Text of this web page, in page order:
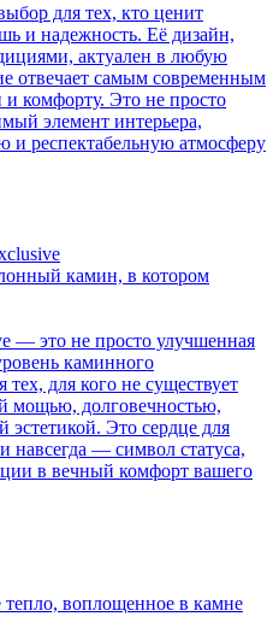
для тех, кто ценит
и надежность. Её дизайн,
актуален в любую
отвечает самым современным
комфорту. Это не просто
элемент интерьера,
респектабельную атмосферу
камин, в котором
— это не просто улучшенная
каминного
для кого не существует
мощью, долговечностью,
эстетикой. Это сердце для
навсегда — символ статуса,
в вечный комфорт вашего
воплощенное в камне